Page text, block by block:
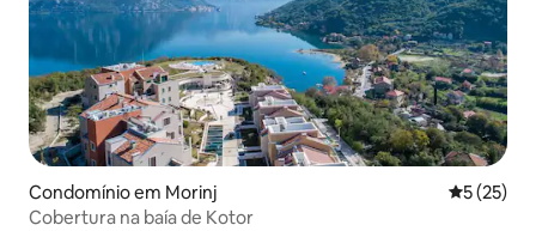
Condomínio em Morinj
5 (25)
Cobertura na baía de Kotor